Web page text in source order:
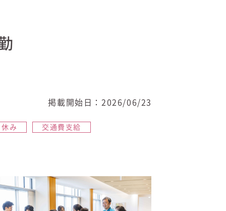
掲載開始日：2026/06/23
み 交通費支給